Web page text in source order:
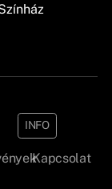
INFO
Kapcsolat